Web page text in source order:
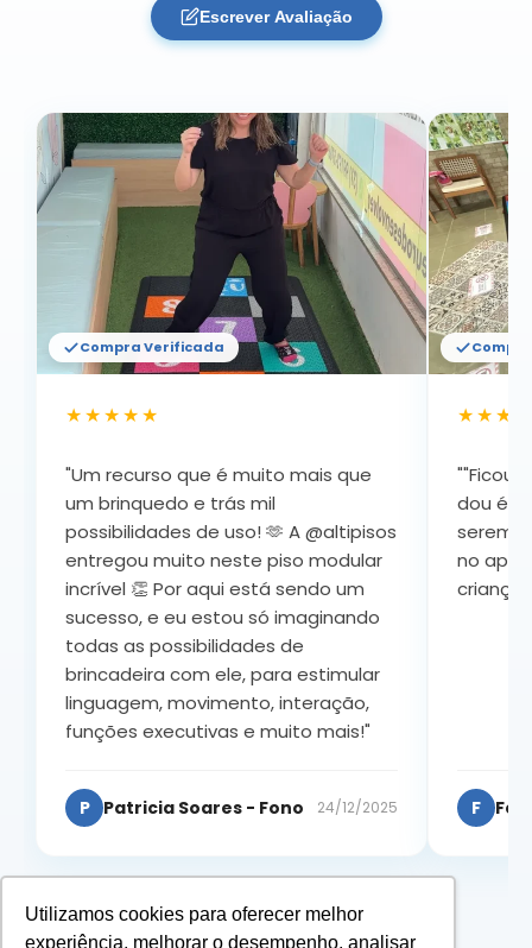
Utilizamos cookies para oferecer melhor
experiência, melhorar o desempenho, analisar
Escrever Avaliação
Compra Verificada
★★★★★
"Um recurso que é muito mais que
um brinquedo e trás mil
possibilidades de uso! 🫶 A @altipisos
entregou muito neste piso modular
incrível 👏 Por aqui está sendo um
sucesso, e eu estou só imaginando
todas as possibilidades de
brincadeira com ele, para estimular
linguagem, movimento, interação,
funções executivas e muito mais!"
P Patricia Soares - Fono 24/12/2025
""Ficou
dou é,
serem
no
F